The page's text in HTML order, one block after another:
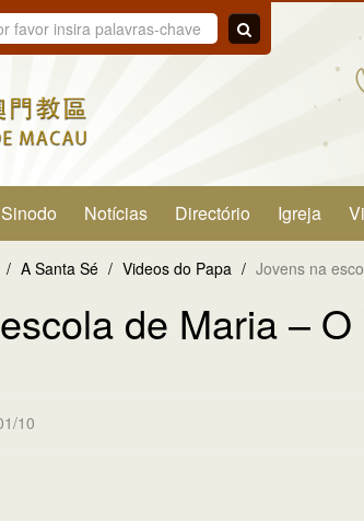
Sinodo Notícias Directório Igreja
/ A Santa Sé / Videos do Papa / Jovens na
de Maria –
10